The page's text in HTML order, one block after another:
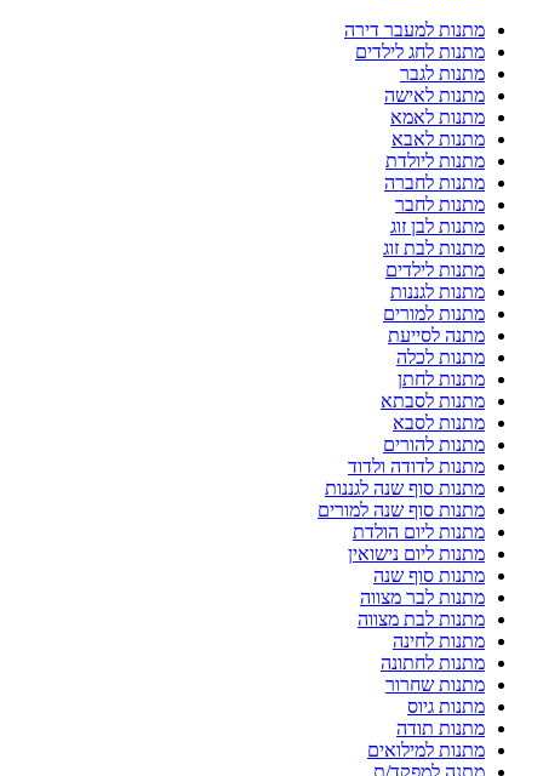
מתנות למעבר דירה
מתנות לחג לילדים
מתנות לגבר
מתנות לאישה
מתנות לאמא
מתנות לאבא
מתנות ליולדת
מתנות לחברה
מתנות לחבר
מתנות לבן זוג
מתנות לבת זוג
מתנות לילדים
מתנות לגננות
מתנות למורים
מתנה לסייעת
מתנות לכלה
מתנות לחתן
מתנות לסבתא
מתנות לסבא
מתנות להורים
מתנות לדודה ולדוד
מתנות סוף שנה לגננות
מתנות סוף שנה למורים
מתנות ליום הולדת
מתנות ליום נישואין
מתנות סוף שנה
מתנות לבר מצווה
מתנות לבת מצווה
מתנות לחינה
מתנות לחתונה
מתנות שחרור
מתנות גיוס
מתנות תודה
מתנות למילואים
מתנה למפקד/ת